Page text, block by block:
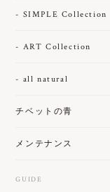
- SIMPLE Collection
- ART Collection
- all natural
チベットの青
メンテナンス
GUIDE